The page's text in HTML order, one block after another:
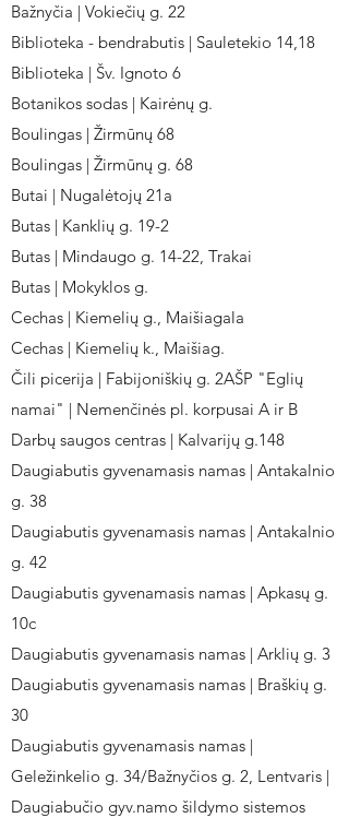
Bažnyčia | Vokiečių g. 22
Biblioteka - bendrabutis | Sauletekio 14,18
Biblioteka | Šv. Ignoto 6
Botanikos sodas | Kairėnų g.
Boulingas | Žirmūnų 68
Boulingas | Žirmūnų g. 68
Butai | Nugalėtojų 21a
Butas | Kanklių g. 19-2
Butas | Mindaugo g. 14-22, Trakai
Butas | Mokyklos g.
Cechas | Kiemelių g., Maišiagala
Cechas | Kiemelių k., Maišiag.
Čili picerija | Fabijoniškių g. 2AŠP "Eglių
namai" | Nemenčinės pl. korpusai A ir B
Darbų saugos centras | Kalvarijų g.148
Daugiabutis gyvenamasis namas | Antakalnio
g. 38
Daugiabutis gyvenamasis namas | Antakalnio
g. 42
Daugiabutis gyvenamasis namas | Apkasų g.
10c
Daugiabutis gyvenamasis namas | Arklių g. 3
Daugiabutis gyvenamasis namas | Braškių g.
30
Daugiabutis gyvenamasis namas |
Geležinkelio g. 34/Bažnyčios g. 2, Lentvaris |
Daugiabučio gyv.namo šildymo sistemos